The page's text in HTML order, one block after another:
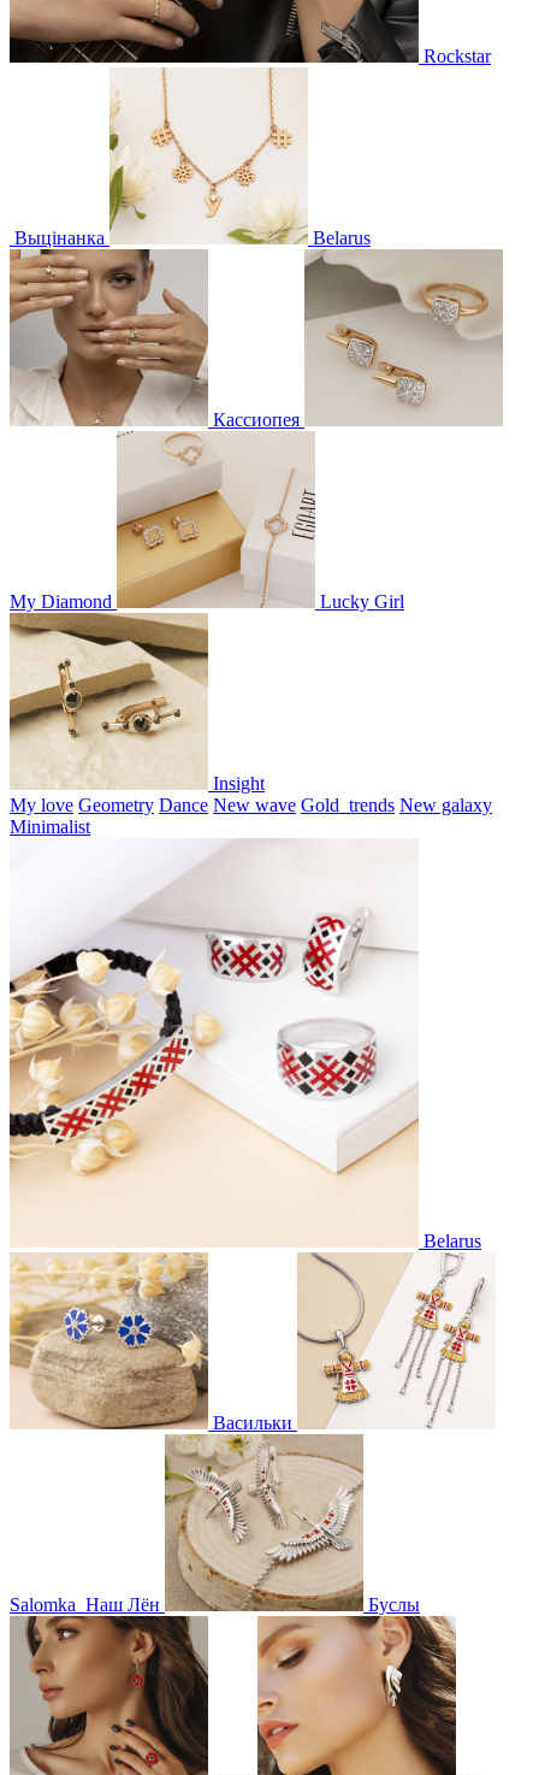
Rockstar
Выцінанка Belarus
Кассиопея
My Diamond Lucky Girl
Insight
My love Geometry Dance New wave Gold_trends New galaxy
Minimalist
Belarus
Васильки
Salomka Наш Лён Буслы